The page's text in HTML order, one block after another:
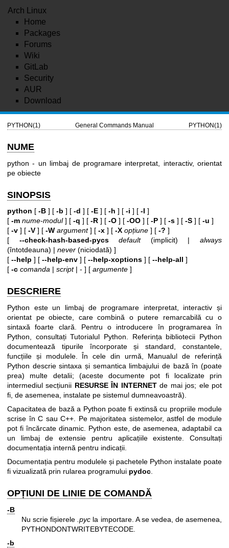
Arch Linux
Home
Packages
Forums
Wiki
GitLab
Security
AUR
Download
PYTHON(1) General Commands Manual PYTHON(1)
NUME
python - un limbaj de programare interpretat, interactiv, orientat
pe obiecte
SINOPSIS
python [ -B ] [ -b ] [ -d ] [ -E ] [ -h ] [ -i ] [ -I ]
[ -m nume-modul] [ -q ] [ -R ] [ -O ] [ -OO ] [ -P ] [ -s ] [ -S ] [ -u ]
[ -v ] [ -V ] [ -W argument] [ -x ] [ -X opțiune ] [ -? ]
[ --check-hash-based-pycs default(implicit) |always
(întotdeauna) | never (niciodată) ]
[ --help ] [ --help-env ] [ --help-xoptions ] [ --help-all ]
[ -c comanda | script| - ] [ argumente ]
DESCRIERE
Python este un limbaj de programare interpretat, interactiv și
orientat pe obiecte, care combină o putere remarcabilă cu o
sintaxă foarte clară. Pentru o introducere în programarea în
Python, consultați Tutorialul Python. Referința bibliotecii Python
documentează tipurile încorporate și standard, constantele,
funcțiile și modulele. În cele din urmă, Manualul de referință
Python descrie sintaxa și semantica limbajului de bază în (poate
prea) multe detalii; (aceste documente pot fi localizate prin
intermediul secțiunii RESURSE ÎN INTERNETde mai jos; ele pot
fi, de asemenea, instalate pe sistemul dumneavoastră).
Capacitatea de bază a Python poate fi extinsă cu propriile module
scrise în C sau C++. Pe majoritatea sistemelor, astfel de module
pot fi încărcate dinamic. Python este, de asemenea, adaptabil ca
un limbaj de extensie pentru aplicațiile existente. Consultați
documentația internă pentru indicații.
Documentația pentru modulele și pachetele Python instalate poate
fi vizualizată prin rularea programului pydoc.
OPȚIUNI DE LINIE DE COMANDĂ
-B
Nu scrie fișierele .pyc la importare. A se vedea, de asemenea,
PYTHONDONTWRITEBYTECODE.
-b